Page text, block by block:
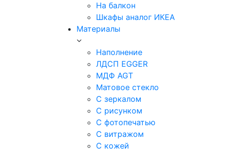
На балкон
Шкафы аналог ИКЕА
Материалы
Наполнение
ЛДСП EGGER
МДФ AGT
Матовое стекло
С зеркалом
С рисунком
С фотопечатью
С витражом
С кожей